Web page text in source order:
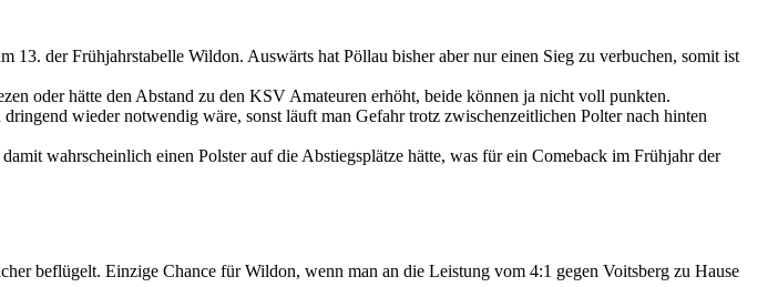
der Frühjahrstabelle Wildon. Auswärts hat Pöllau bisher aber nur einen Sieg zu verbuchen, somit ist
oder hätte den Abstand zu den KSV Amateuren erhöht, beide können ja nicht voll punkten.
wieder notwendig wäre, sonst läuft man Gefahr trotz zwischenzeitlichen Polter nach hinten
wahrscheinlich einen Polster auf die Abstiegsplätze hätte, was für ein Comeback im Frühjahr der
beflügelt. Einzige Chance für Wildon, wenn man an die Leistung vom 4:1 gegen Voitsberg zu Hause